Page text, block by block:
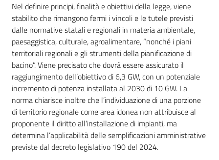
Nel definire principi, finalità e obiettivi della legge, viene
stabilito che rimangono fermi i vincoli e le tutele previsti
dalle normative statali e regionali in materia ambientale,
paesaggistica, culturale, agroalimentare, “nonché i piani
territoriali regionali e gli strumenti della pianificazione di
bacino”. Viene precisato che dovrà essere assicurato il
raggiungimento dell’obiettivo di 6,3 GW, con un potenziale
incremento di potenza installata al 2030 di 10 GW. La
norma chiarisce inoltre che l’individuazione di una porzione
di territorio regionale come area idonea non attribuisce al
proponente il diritto all’installazione di impianti, ma
determina l’applicabilità delle semplificazioni amministrative
previste dal decreto legislativo 190 del 2024.